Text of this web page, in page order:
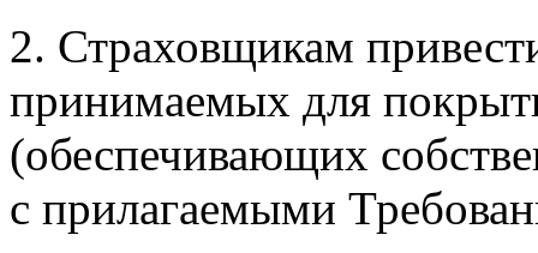
2. Страховщикам
принимаемых для
(обеспечивающих
с прилагаемыми